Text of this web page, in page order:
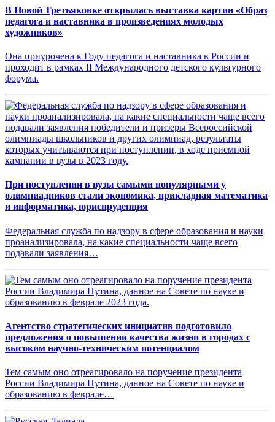
В Новой Третьяковке открылась выставка картин «Образ
педагога и наставника в произведениях молодых
художников»
Она приурочена к Году педагога и наставника в России и
проходит в рамках II Международного детского культурного
форума.
При поступлении в вузы самыми популярными у
олимпиадников стали экономика, прикладная математика
и информатика, юриспруденция
Федеральная служба по надзору в сфере образования и науки
проанализировала, на какие специальности чаще всего
подавали заявления…
Агентство стратегических инициатив подготовило
предложения о повышении качества жизни в городах с
высоким научно-техническим потенциалом
Тем самым оно отреагировало на поручение президента
России Владимира Путина, данное на Совете по науке и
образованию в феврале…